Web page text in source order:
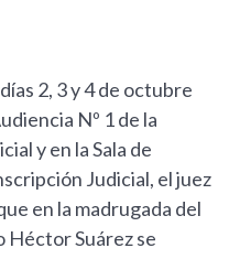
2, 3 y 4 de octubre
Nº 1 de la
y en la Sala de
Judicial, el juez
en la madrugada del
Héctor Suárez se